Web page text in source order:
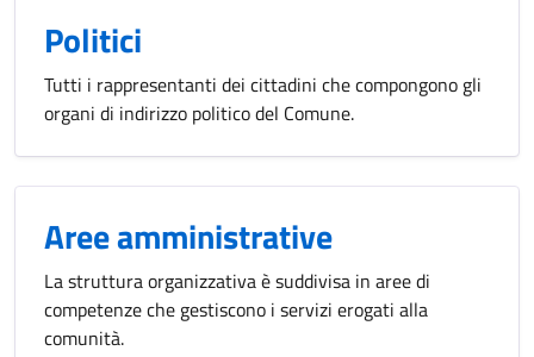
Politici
Tutti i rappresentanti dei cittadini che compongono gli
organi di indirizzo politico del Comune.
Aree amministrative
La struttura organizzativa è suddivisa in aree di
competenze che gestiscono i servizi erogati alla
comunità.